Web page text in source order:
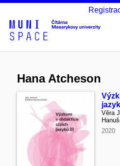
Hana Atcheson
Věra
2020